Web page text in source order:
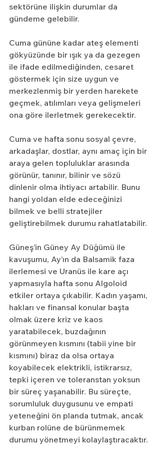
sektörüne ilişkin durumlar da
gündeme gelebilir.
Cuma gününe kadar ateş elementi
gökyüzünde bir ışık ya da gezegen
ile ifade edilmediğinden, cesaret
göstermek için size uygun ve
merkezlenmiş bir yerden harekete
geçmek, atılımları veya gelişmeleri
ona göre ilerletmek gerekecektir.
Cuma ve hafta sonu sosyal çevre,
arkadaşlar, dostlar, aynı amaç için bir
araya gelen topluluklar arasında
görünür, tanınır, bilinir ve sözü
dinlenir olma ihtiyacı artabilir. Bunu
hangi yoldan elde edeceğinizi
bilmek ve belli stratejiler
geliştirebilmek durumu rahatlatabilir.
Güneş’in Güney Ay Düğümü ile
kavuşumu, Ay’ın da Balsamik faza
ilerlemesi ve Uranüs ile kare açı
yapmasıyla hafta sonu Algoloid
etkiler ortaya çıkabilir. Kadın yaşamı,
hakları ve finansal konular başta
olmak üzere kriz ve kaos
yaratabilecek, buzdağının
görünmeyen kısmını (tabii yine bir
kısmını) biraz da olsa ortaya
koyabilecek elektrikli, istikrarsız,
tepki içeren ve toleranstan yoksun
bir süreç yaşanabilir. Bu süreçte,
sorumluluk duygusunu ve empati
yeteneğini ön planda tutmak, ancak
kurban rolüne de bürünmemek
durumu yönetmeyi kolaylaştıracaktır.